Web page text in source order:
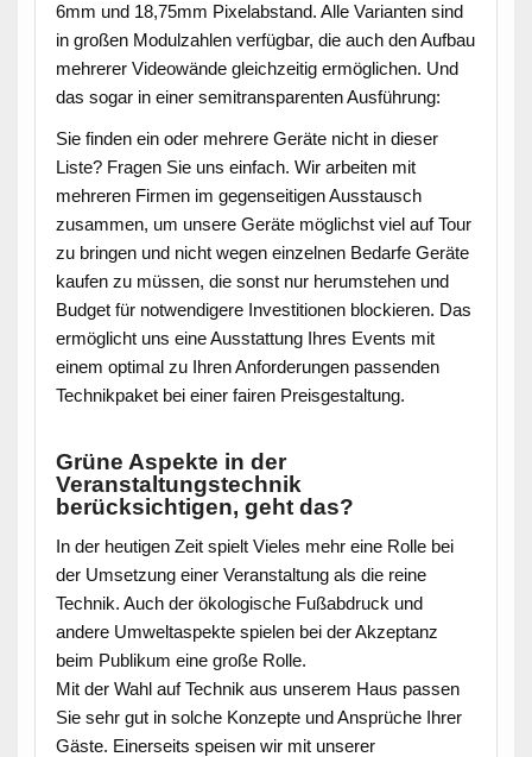
6mm und 18,75mm Pixelabstand. Alle Varianten sind
in großen Modulzahlen verfügbar, die auch den Aufbau
mehrerer Videowände gleichzeitig ermöglichen. Und
das sogar in einer semitransparenten Ausführung:
Sie finden ein oder mehrere Geräte nicht in dieser
Liste? Fragen Sie uns einfach. Wir arbeiten mit
mehreren Firmen im gegenseitigen Ausstausch
zusammen, um unsere Geräte möglichst viel auf Tour
zu bringen und nicht wegen einzelnen Bedarfe Geräte
kaufen zu müssen, die sonst nur herumstehen und
Budget für notwendigere Investitionen blockieren. Das
ermöglicht uns eine Ausstattung Ihres Events mit
einem optimal zu Ihren Anforderungen passenden
Technikpaket bei einer fairen Preisgestaltung.
Grüne Aspekte in der
Veranstaltungstechnik
berücksichtigen, geht das?
In der heutigen Zeit spielt Vieles mehr eine Rolle bei
der Umsetzung einer Veranstaltung als die reine
Technik. Auch der ökologische Fußabdruck und
andere Umweltaspekte spielen bei der Akzeptanz
beim Publikum eine große Rolle.
Mit der Wahl auf Technik aus unserem Haus passen
Sie sehr gut in solche Konzepte und Ansprüche Ihrer
Gäste. Einerseits speisen wir mit unserer